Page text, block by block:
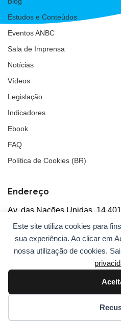
Este site utiliza cookies para
sua experiência. Ao clicar em
nossa utilização de cookies.
Estudos e Conteúdos
Eventos ANBC
Sala de Imprensa
Notícias
Vídeos
Legislação
Indicadores
Ebook
FAQ
Política de Cookies (BR)
Endereço
Av. das Nações Unidas,
Tarumã
5°andar, salas 502/503, CEP:
Todos os